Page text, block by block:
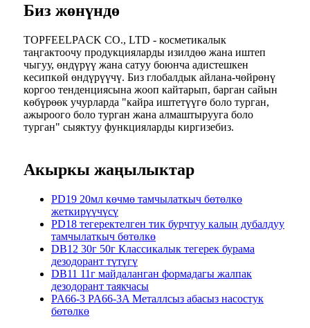
Биз жөнүндө
TOPFEELPACK CO., LTD - косметикалык
таңгактоочу продукцияларды изилдөө жана иштеп
чыгуу, өндүрүү жана сатуу боюнча адистешкен
кесипкөй өндүрүүчү. Биз глобалдык айлана-чөйрөнү
коргоо тенденциясына жооп кайтарып, барган сайын
көбүрөөк учурларда "кайра иштетүүгө боло турган,
ажыроого боло турган жана алмаштырууга боло
турган" сыяктуу функцияларды киргизебиз.
Акыркы жаңылыктар
PD19 20мл көчмө тамчылаткыч бөтөлкө
жеткирүүчүсү
PD18 тегеректелген тик бурчтуу калың дубалдуу
тамчылаткыч бөтөлкө
DB12 30г 50г Классикалык тегерек бурама
дезодорант түтүгү
DB11 11г майдаланган формадагы жалпак
дезодорант таякчасы
PA66-3 PA66-3A Металлсыз абасыз насостук
бөтөлкө